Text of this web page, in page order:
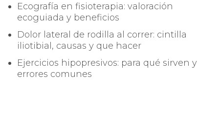
Ecografía en fisioterapia: valoración
ecoguiada y beneficios
Dolor lateral de rodilla al correr: cintilla
iliotibial, causas y que hacer
Ejercicios hipopresivos: para qué sirven y
errores comunes